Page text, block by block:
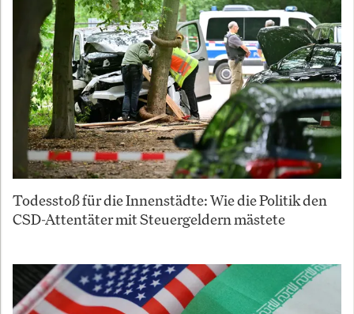
Todesstoß für die Innenstädte: Wie die Politik den
CSD-Attentäter mit Steuergeldern mästete